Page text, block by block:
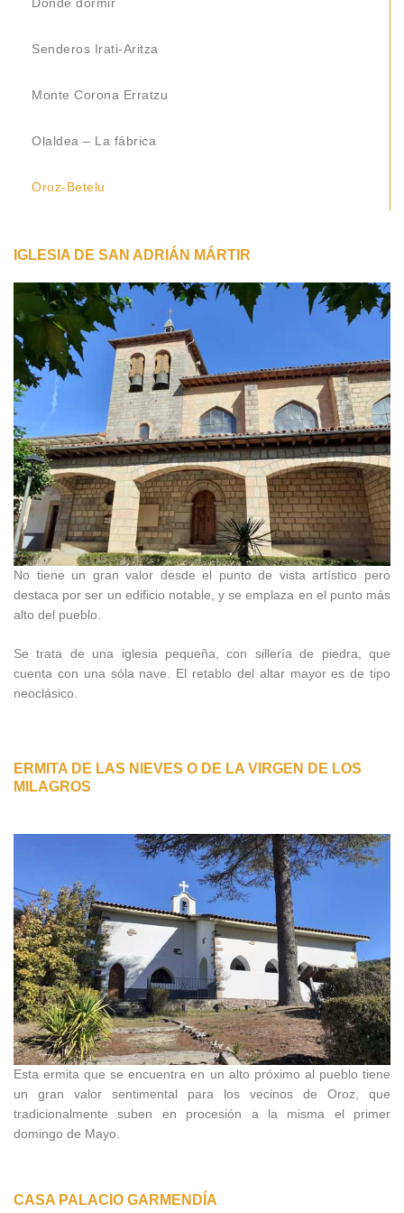
Dónde dormir
Senderos Irati-Aritza
Monte Corona Erratzu
Olaldea – La fábrica
Oroz-Betelu
IGLESIA DE SAN ADRIÁN MÁRTIR
No tiene un gran valor desde el punto de vista artístico pero
destaca por ser un edificio notable, y se emplaza en el punto más
alto del pueblo.
Se trata de una iglesia pequeña, con sillería de piedra, que
cuenta con una sóla nave. El retablo del altar mayor es de tipo
neoclásico.
ERMITA DE LAS NIEVES O DE LA VIRGEN DE LOS
MILAGROS
Esta ermita que se encuentra en un alto próximo al pueblo tiene
un gran valor sentimental para los vecinos de Oroz, que
tradicionalmente suben en procesión a la misma el primer
domingo de Mayo.
CASA PALACIO GARMENDÍA